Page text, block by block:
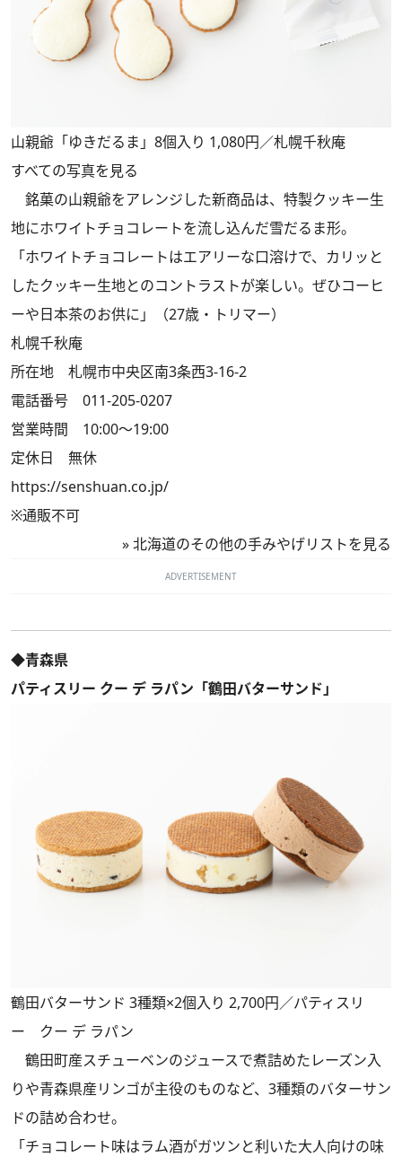
山親爺「ゆきだるま」8個入り 1,080円／札幌千秋庵
すべての写真を見る
銘菓の山親爺をアレンジした新商品は、特製クッキー生
地にホワイトチョコレートを流し込んだ雪だるま形。
「ホワイトチョコレートはエアリーな口溶けで、カリッと
したクッキー生地とのコントラストが楽しい。ぜひコーヒ
ーや日本茶のお供に」（27歳・トリマー）
札幌千秋庵
所在地 札幌市中央区南3条西3-16-2
電話番号 011-205-0207
営業時間 10:00～19:00
定休日 無休
https://senshuan.co.jp/
※通販不可
»北海道のその他の手みやげリストを見る
ADVERTISEMENT
◆青森県
パティスリー クー デ ラパン「鶴田バターサンド」
鶴田バターサンド 3種類×2個入り 2,700円／パティスリ
ー クー デ ラパン
鶴田町産スチューベンのジュースで煮詰めたレーズン入
りや青森県産リンゴが主役のものなど、3種類のバターサン
ドの詰め合わせ。
「チョコレート味はラム酒がガツンと利いた大人向けの味